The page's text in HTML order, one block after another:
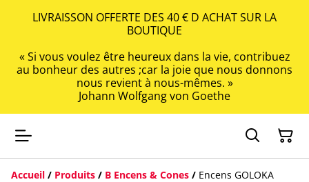
LIVRAISSON OFFERTE DES 40 € D ACHAT SUR LA
BOUTIQUE
« Si vous voulez être heureux dans la vie, contribuez
au bonheur des autres ;car la joie que nous donnons
nous revient à nous-mêmes. »
Johann Wolfgang von Goethe
Accueil / Produits / B Encens & Cones / Encens GOLOKA